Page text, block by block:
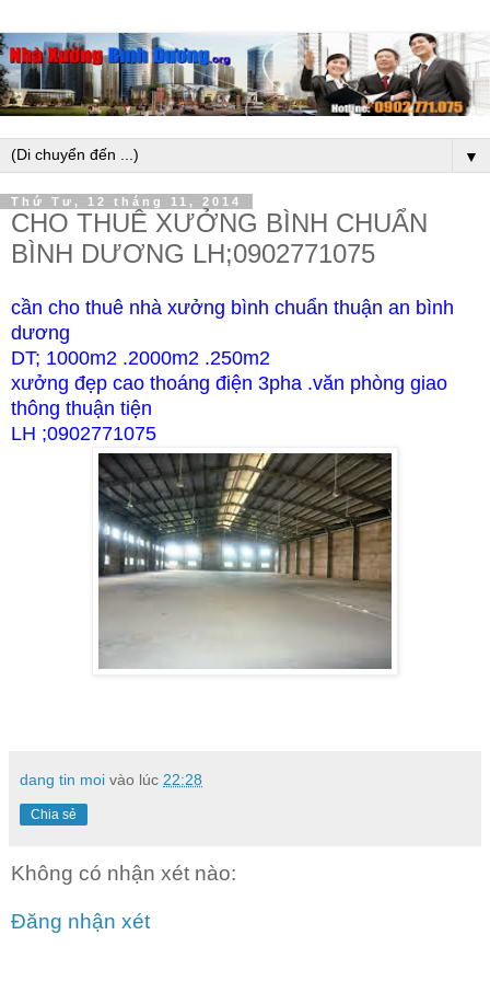
▼
Thứ Tư, 12 tháng 11, 2014
CHO THUÊ XƯỞNG BÌNH CHUẨN
BÌNH DƯƠNG LH;0902771075
cần cho thuê nhà xưởng bình chuẩn thuận an bình
dương
DT; 1000m2 .2000m2 .250m2
xưởng đẹp cao thoáng điện 3pha .văn phòng giao
thông thuận tiện
LH ;0902771075
dang tin moi vào lúc 22:28
Chia sẻ
Không có nhận xét nào:
Đăng nhận xét